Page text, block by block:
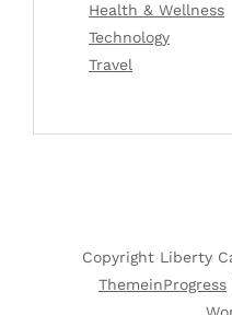
Health & Wellness
Technology
Travel
Copyright Liberty
ThemeinProgress